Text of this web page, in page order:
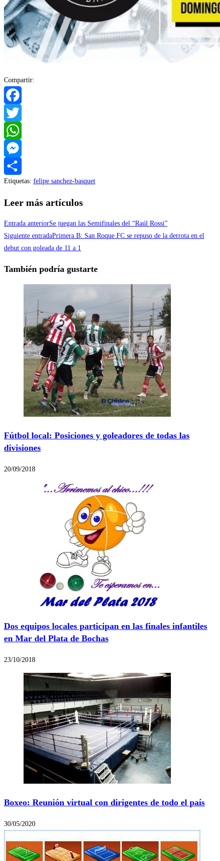
Compartir:
Facebook
Twitter
WhatsApp
Messenger
Compartir
Etiquetas: felipe sanchez-basquet
Leer más artículos
Entrada anteriorSe juegan las Semifinales del “Raúl Rossi”
Siguiente entradaPrimera B: San Roque FC se repuso de la derrota en el
debut con goleada de 11 a 1
También podría gustarte
Fútbol local: Posiciones y goleadores de todas las
divisiones
20/09/2018
Dos equipos locales participan en las finales infantiles
en Mar del Plata de Bochas
23/10/2018
Boxeo: Reunión virtual con dirigentes de todo el país
30/05/2020